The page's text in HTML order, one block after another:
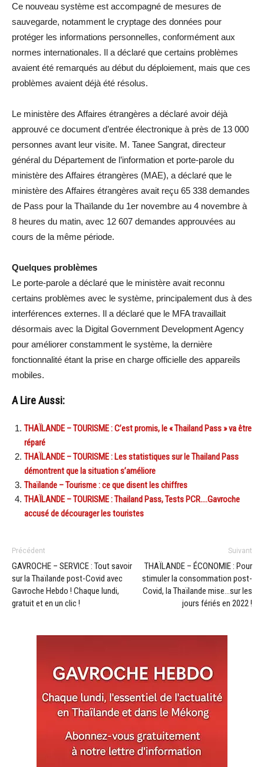
Ce nouveau système est accompagné de mesures de
sauvegarde, notamment le cryptage des données pour
protéger les informations personnelles, conformément aux
normes internationales. Il a déclaré que certains problèmes
avaient été remarqués au début du déploiement, mais que ces
problèmes avaient déjà été résolus.
Le ministère des Affaires étrangères a déclaré avoir déjà
approuvé ce document d’entrée électronique à près de 13 000
personnes avant leur visite. M. Tanee Sangrat, directeur
général du Département de l’information et porte-parole du
ministère des Affaires étrangères (MAE), a déclaré que le
ministère des Affaires étrangères avait reçu 65 338 demandes
de Pass pour la Thaïlande du 1er novembre au 4 novembre à
8 heures du matin, avec 12 607 demandes approuvées au
cours de la même période.
Quelques problèmes
Le porte-parole a déclaré que le ministère avait reconnu
certains problèmes avec le système, principalement dus à des
interférences externes. Il a déclaré que le MFA travaillait
désormais avec la Digital Government Development Agency
pour améliorer constamment le système, la dernière
fonctionnalité étant la prise en charge officielle des appareils
mobiles.
A Lire Aussi:
THAÏLANDE – TOURISME : C’est promis, le « Thailand Pass » va être
réparé
THAÏLANDE – TOURISME : Les statistiques sur le Thailand Pass
démontrent que la situation s’améliore
Thaïlande – Tourisme : ce que disent les chiffres
THAÏLANDE – TOURISME : Thailand Pass, Tests PCR….Gavroche
accusé de décourager les touristes
Précédent
GAVROCHE – SERVICE : Tout savoir
sur la Thaïlande post-Covid avec
Gavroche Hebdo ! Chaque lundi,
gratuit et en un clic !
Suivant
THAÏLANDE – ÉCONOMIE : Pour
stimuler la consommation post-
Covid, la Thaïlande mise…sur les
jours fériés en 2022 !